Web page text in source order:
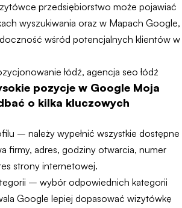
przedsiębiorstwo może pojawiać
wyszukiwania oraz w Mapach Google,
wśród potencjalnych klientów w
pozycje w Google Moja
o kilka kluczowych
– należy wypełnić wszystkie dostępne
firmy, adres, godziny otwarcia, numer
strony internetowej.
– wybór odpowiednich kategorii
Google lepiej dopasować wizytówkę